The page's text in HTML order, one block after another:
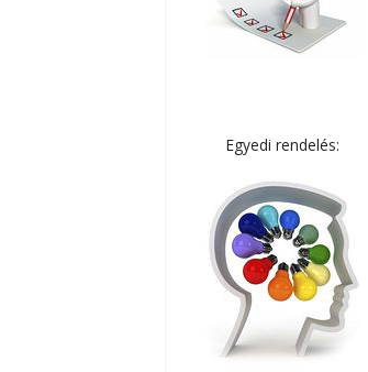
Egyedi rendelés: